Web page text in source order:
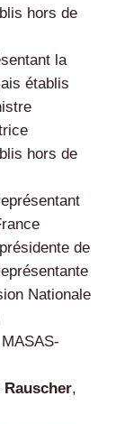
hors de
la
établis
hors de
de
Nationale
Rauscher,